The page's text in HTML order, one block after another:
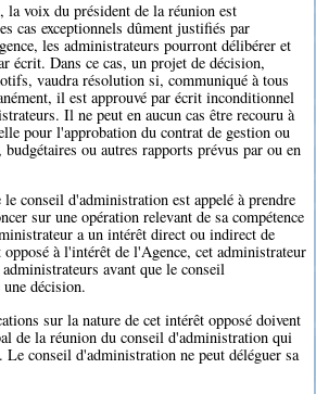
la voix du président de la réunion est
cas exceptionnels dûment justifiés par
les administrateurs pourront délibérer et
écrit. Dans ce cas, un projet de décision,
vaudra résolution si, communiqué à tous
il est approuvé par écrit inconditionnel
Il ne peut en aucun cas être recouru à
pour l'approbation du contrat de gestion ou
ou autres rapports prévus par ou en
le conseil d'administration est appelé à prendre
sur une opération relevant de sa compétence
a un intérêt direct ou indirect de
à l'intérêt de l'Agence, cet administrateur
avant que le conseil
décision.
sur la nature de cet intérêt opposé doivent
de la réunion du conseil d'administration qui
Le conseil d'administration ne peut déléguer sa